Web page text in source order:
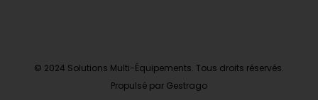
© 2024 Solutions Multi-Équipements. Tous droits réservés.
Propulsé par Gestrago